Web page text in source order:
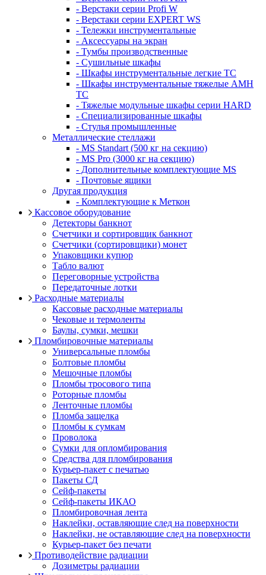
- Верстаки серии Profi W
- Верстаки серии EXPERT WS
- Тележки инструментальные
- Аксессуары на экран
- Тумбы производственные
- Cушильные шкафы
- Шкафы инструментальные легкие ТС
- Шкафы инструментальные тяжелые AMH
TC
- Тяжелые модульные шкафы серии HARD
- Cпециализированные шкафы
- Стулья промышленные
Металлические стеллажи
- MS Standart (500 кг на секцию)
- MS Pro (3000 кг на секцию)
- Дополнительные комплектующие MS
- Почтовые ящики
Другая продукция
- Комплектующие к Меткон
Кассовое оборудование
Детекторы банкнот
Счетчики и сортировщик банкнот
Счетчики (сортировщики) монет
Упаковщики купюр
Табло валют
Переговорные устройства
Передаточные лотки
Расходные материалы
Кассовые расходные материалы
Чековые и термоленты
Баулы, сумки, мешки
Пломбировочные материалы
Универсальные пломбы
Болтовые пломбы
Мешочные пломбы
Пломбы тросового типа
Роторные пломбы
Ленточные пломбы
Пломба защелка
Пломбы к сумкам
Проволока
Сумки для опломбирования
Средства для пломбирования
Курьер-пакет с печатью
Пакеты СД
Сейф-пакеты
Сейф-пакеты ИКАО
Пломбировочная лента
Наклейки, оставляющие след на поверхности
Наклейки, не оставляющие след на поверхности
Курьер-пакет без печати
Противодействие радиации
Дозиметры радиации